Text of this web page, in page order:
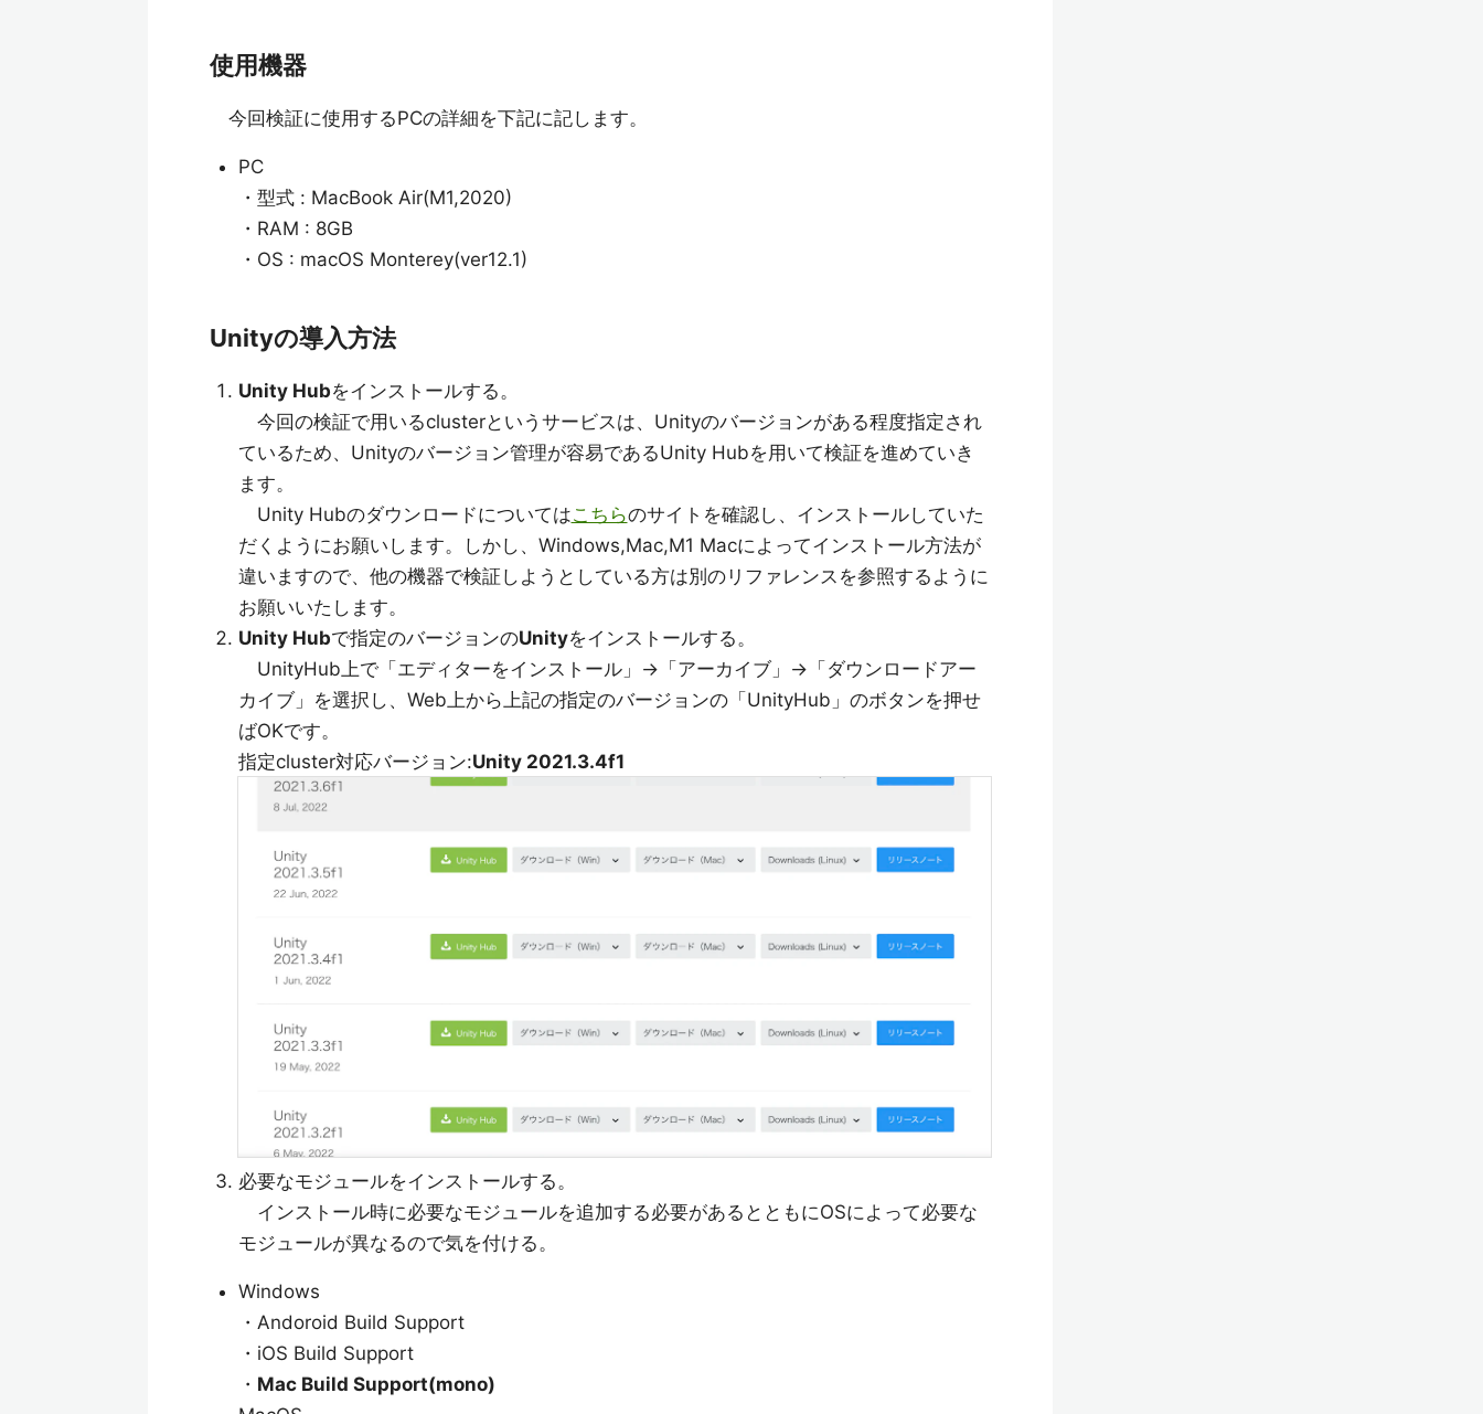
使用機器
今回検証に使用するPCの詳細を下記に記します。
PC
・型式 : MacBook Air(M1,2020)
・RAM : 8GB
・OS : macOS Monterey(ver12.1)
Unityの導入方法
Unity Hubをインストールする。
今回の検証で用いるclusterというサービスは、Unityのバージョンがある程度指定され
ているため、Unityのバージョン管理が容易であるUnity Hubを用いて検証を進めていき
ます。
Unity Hubのダウンロードについてはこちらのサイトを確認し、インストールしていた
だくようにお願いします。しかし、Windows,Mac,M1 Macによってインストール方法が
違いますので、他の機器で検証しようとしている方は別のリファレンスを参照するように
お願いいたします。
Unity Hubで指定のバージョンのUnityをインストールする。
UnityHub上で「エディターをインストール」→「アーカイブ」→「ダウンロードアー
カイブ」を選択し、Web上から上記の指定のバージョンの「UnityHub」のボタンを押せ
ばOKです。
指定cluster対応バージョン:Unity 2021.3.4f1
必要なモジュールをインストールする。
インストール時に必要なモジュールを追加する必要があるとともにOSによって必要な
モジュールが異なるので気を付ける。
Windows
・Andoroid Build Support
・iOS Build Support
・ Mac Build Support(mono)